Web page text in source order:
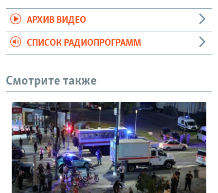
АРХИВ ВИДЕО
СПИСОК РАДИОПРОГРАММ
Смотрите также